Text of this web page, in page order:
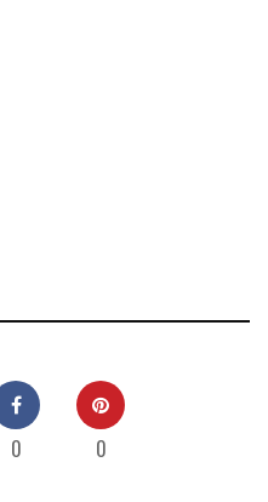
0 0